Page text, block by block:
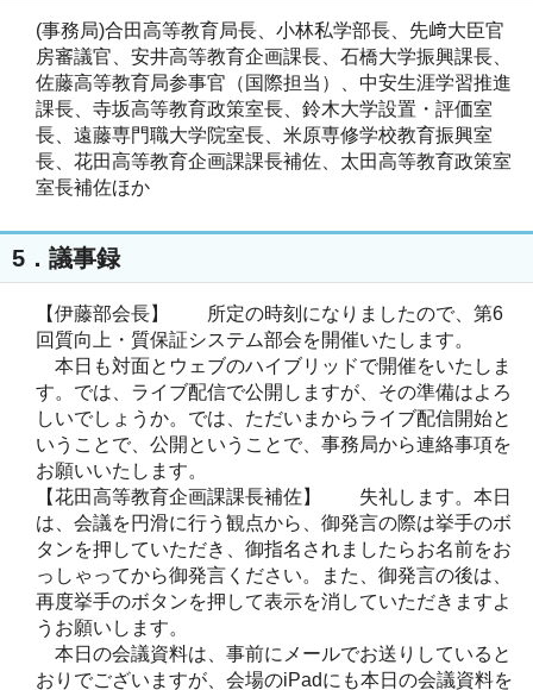
(事務局)合田高等教育局長、小林私学部長、先﨑大臣官
房審議官、安井高等教育企画課長、石橋大学振興課長、
佐藤高等教育局参事官（国際担当）、中安生涯学習推進
課長、寺坂高等教育政策室長、鈴木大学設置・評価室
長、遠藤専門職大学院室長、米原専修学校教育振興室
長、花田高等教育企画課課長補佐、太田高等教育政策室
室長補佐ほか
5．議事録
【伊藤部会長】 所定の時刻になりましたので、第6
回質向上・質保証システム部会を開催いたします。
本日も対面とウェブのハイブリッドで開催をいたしま
す。では、ライブ配信で公開しますが、その準備はよろ
しいでしょうか。では、ただいまからライブ配信開始と
いうことで、公開ということで、事務局から連絡事項を
お願いいたします。
【花田高等教育企画課課長補佐】 失礼します。本日
は、会議を円滑に行う観点から、御発言の際は挙手のボ
タンを押していただき、御指名されましたらお名前をお
っしゃってから御発言ください。また、御発言の後は、
再度挙手のボタンを押して表示を消していただきますよ
うお願いします。
本日の会議資料は、事前にメールでお送りしていると
おりでございますが、会場のiPadにも本日の会議資料を